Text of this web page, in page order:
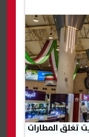
تغلق المطارات